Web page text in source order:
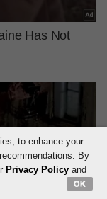
to enhance your
By
Privacy Policyand
OK